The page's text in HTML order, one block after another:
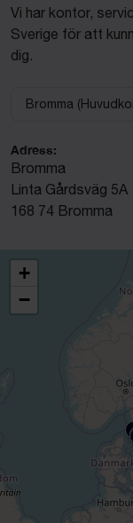
Vi har kontor,
Sverige för att
dig.
Välj anläggning:
Bromma
Adress:
Bromma
Linta Gårdsväg 5A
168 74 Bromma
+
−